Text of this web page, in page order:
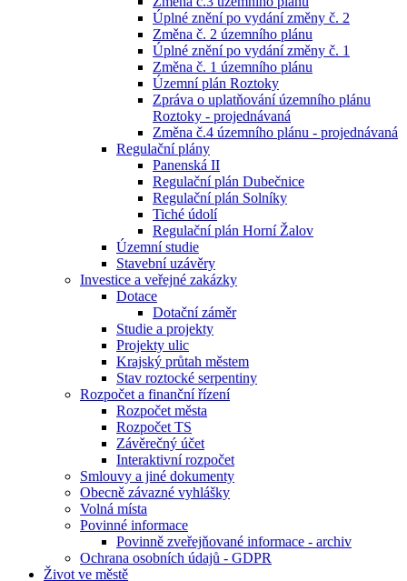
Úplné znění po vydání změny č. 2
Změna č. 2 územního plánu
Úplné znění po vydání změny č. 1
Změna č. 1 územního plánu
Územní plán Roztoky
Zpráva o uplatňování územního plánu
Roztoky - projednávaná
Změna č.4 územního plánu - projednávaná
Regulační plány
Panenská II
Regulační plán Dubečnice
Regulační plán Solníky
Tiché údolí
Regulační plán Horní Žalov
Územní studie
Stavební uzávěry
Investice a veřejné zakázky
Dotace
Dotační záměr
Studie a projekty
Projekty ulic
Krajský průtah městem
Stav roztocké serpentiny
Rozpočet a finanční řízení
Rozpočet města
Rozpočet TS
Závěrečný účet
Interaktivní rozpočet
Smlouvy a jiné dokumenty
Obecně závazné vyhlášky
Volná místa
Povinné informace
Povinně zveřejňované informace - archiv
Ochrana osobních údajů - GDPR
Život ve městě